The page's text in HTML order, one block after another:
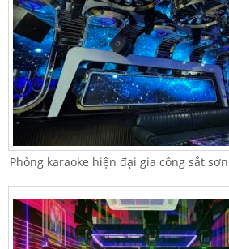
Phòng karaoke hiện đại gia công sắt